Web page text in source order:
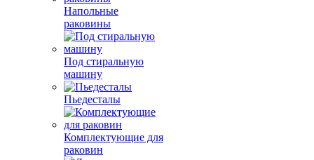
Напольные
раковины
Под стиральную
машину
Пьедесталы
Комплектующие для
раковин